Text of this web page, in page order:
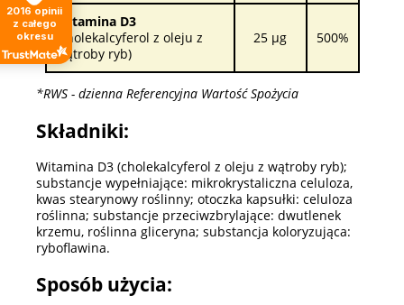
Witamina D3
(cholekalcyferol z oleju z
wątroby ryb)
25 µg 500%
*RWS - dzienna Referencyjna Wartość Spożycia
Składniki:
Witamina D3 (cholekalcyferol z oleju z wątroby ryb);
substancje wypełniające: mikrokrystaliczna celuloza,
kwas stearynowy roślinny; otoczka kapsułki: celuloza
roślinna; substancje przeciwzbrylające: dwutlenek
krzemu, roślinna gliceryna; substancja koloryzująca:
ryboflawina.
Sposób użycia:
2016 opinii
z całego
okresu